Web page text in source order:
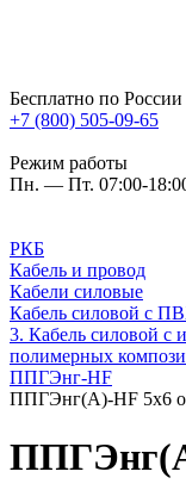
Бесплатно по России
+7 (800) 505-09-65
Режим работы
Пн. — Пт. 07:00-
РКБ
Кабель и провод
Кабели силовые
Кабель силовой с
3. Кабель силовой с
полимерных
ППГЭнг-HF
ППГЭнг(А)-HF 5х6